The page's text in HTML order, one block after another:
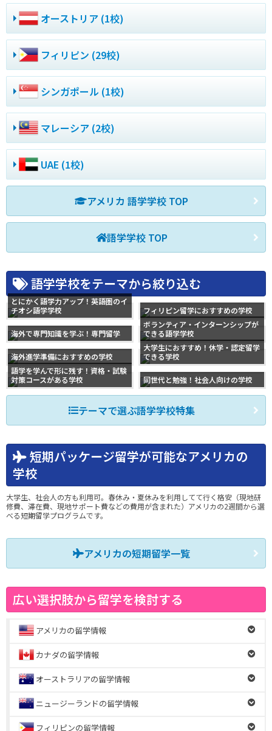
オーストリア (1校)
フィリピン (29校)
シンガポール (1校)
マレーシア (2校)
UAE (1校)
アメリカ 語学学校 TOP
語学学校 TOP
語学学校をテーマから絞り込む
とにかく語学力アップ！英語圏のイ
チオシ語学学校
フィリピン留学におすすめの学校
海外で専門知識を学ぶ！専門留学
ボランティア・インターンシップが
できる語学学校
海外進学準備におすすめの学校
大学生におすすめ！休学・認定留学
できる学校
語学を学んで形に残す！資格・試験
対策コースがある学校
同世代と勉強！社会人向けの学校
テーマで選ぶ語学学校特集
短期パッケージ留学が可能なアメリカの
学校
大学生、社会人の方も利用可。春休み・夏休みを利用してて行く格安（現地研
修費、滞在費、現地サポート費などの費用が含まれた）アメリカの2週間から選
べる短期留学プログラムです。
アメリカの短期留学一覧
広い選択肢から留学を検討する
アメリカの留学情報
カナダの留学情報
オーストラリアの留学情報
ニュージーランドの留学情報
フィリピンの留学情報